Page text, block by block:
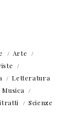
Arte
Letteratura
Musica
Scienze